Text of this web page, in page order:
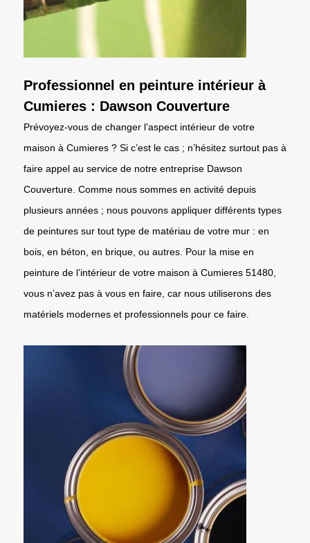
Professionnel en peinture intérieur à
Cumieres : Dawson Couverture
Prévoyez-vous de changer l’aspect intérieur de votre
maison à Cumieres ? Si c’est le cas ; n’hésitez surtout pas à
faire appel au service de notre entreprise Dawson
Couverture. Comme nous sommes en activité depuis
plusieurs années ; nous pouvons appliquer différents types
de peintures sur tout type de matériau de votre mur : en
bois, en béton, en brique, ou autres. Pour la mise en
peinture de l’intérieur de votre maison à Cumieres 51480,
vous n’avez pas à vous en faire, car nous utiliserons des
matériels modernes et professionnels pour ce faire.